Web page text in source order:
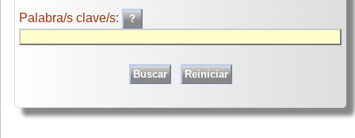
Palabra/s clave/s: